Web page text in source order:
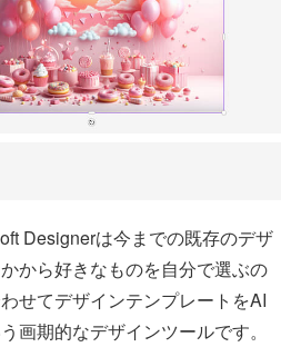
Designerは今までの既存のデザ
から好きなものを自分で選ぶの
せてデザインテンプレートをAI
画期的なデザインツールです。